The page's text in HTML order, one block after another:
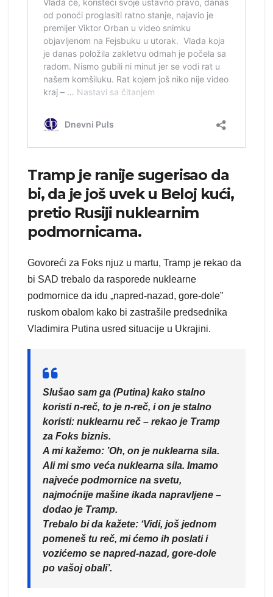
Tramp je ranije sugerisao da
bi, da je još uvek u Beloj kući,
pretio Rusiji nuklearnim
podmornicama.
Govoreći za Foks njuz u martu, Tramp je rekao da
bi SAD trebalo da rasporede nuklearne
podmornice da idu „napred-nazad, gore-dole”
ruskom obalom kako bi zastrašile predsednika
Vladimira Putina usred situacije u Ukrajini.
Slušao sam ga (Putina) kako stalno
koristi n-reč, to je n-reč, i on je stalno
koristi: nuklearnu reč – rekao je Tramp
za Foks biznis.
A mi kažemo: ’Oh, on je nuklearna sila.
Ali mi smo veća nuklearna sila. Imamo
najveće podmornice na svetu,
najmoćnije mašine ikada napravljene –
dodao je Tramp.
Trebalo bi da kažete: ‘Vidi, još jednom
pomeneš tu reč, mi ćemo ih poslati i
vozićemo se napred-nazad, gore-dole
po vašoj obali’.